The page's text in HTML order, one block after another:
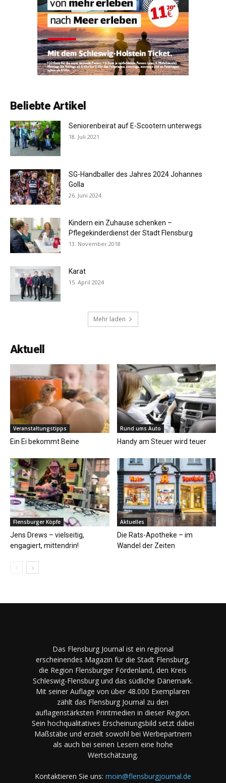
Beliebte Artikel
Seniorenbeirat auf E-Scootern unterwegs
18. Juli 2021
SG-Handballer des Jahres 2024 Johannes
Golla
26. Juni 2024
Kindern ein Zuhause schenken –
Pflegekinderdienst der Stadt Flensburg
13. November 2018
Karat
15. April 2024
Mehr laden
Aktuell
Veranstaltungstipps
Ein Ei bekommt Beine
Rund ums Auto
Handy am Steuer wird teuer
Flensburger Köpfe
Jens Drews – vielseitig,
engagiert, mittendrin!
Aktuelles
Die Rats-Apotheke – im
Wandel der Zeiten
Das Flensburg Journal ist ein regional
erscheinendes Magazin für die Stadt Flensburg,
die Region Flensburger Fördenland, den Kreis
Schleswig-Flensburg und das südliche Dänemark.
Mit seiner Auflage von über 48.000 Exemplaren
zählt das Flensburg Journal zu den
auflagenstärksten Printmedien in dieser Region.
Sein hochqualitatives Erscheinungsbild setzt dabei
Maßstäbe und erzielt sowohl bei Werbepartnern
als auch bei seinen Lesern eine hohe
Wertschätzung.
Kontaktieren Sie uns: moin@flensburgjournal.de